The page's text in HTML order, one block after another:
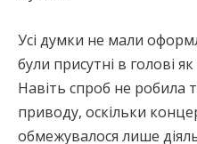
Усі думки не мали
були присутні в голові
Навіть спроб не робила
приводу, оскільки
обмежувалося лише